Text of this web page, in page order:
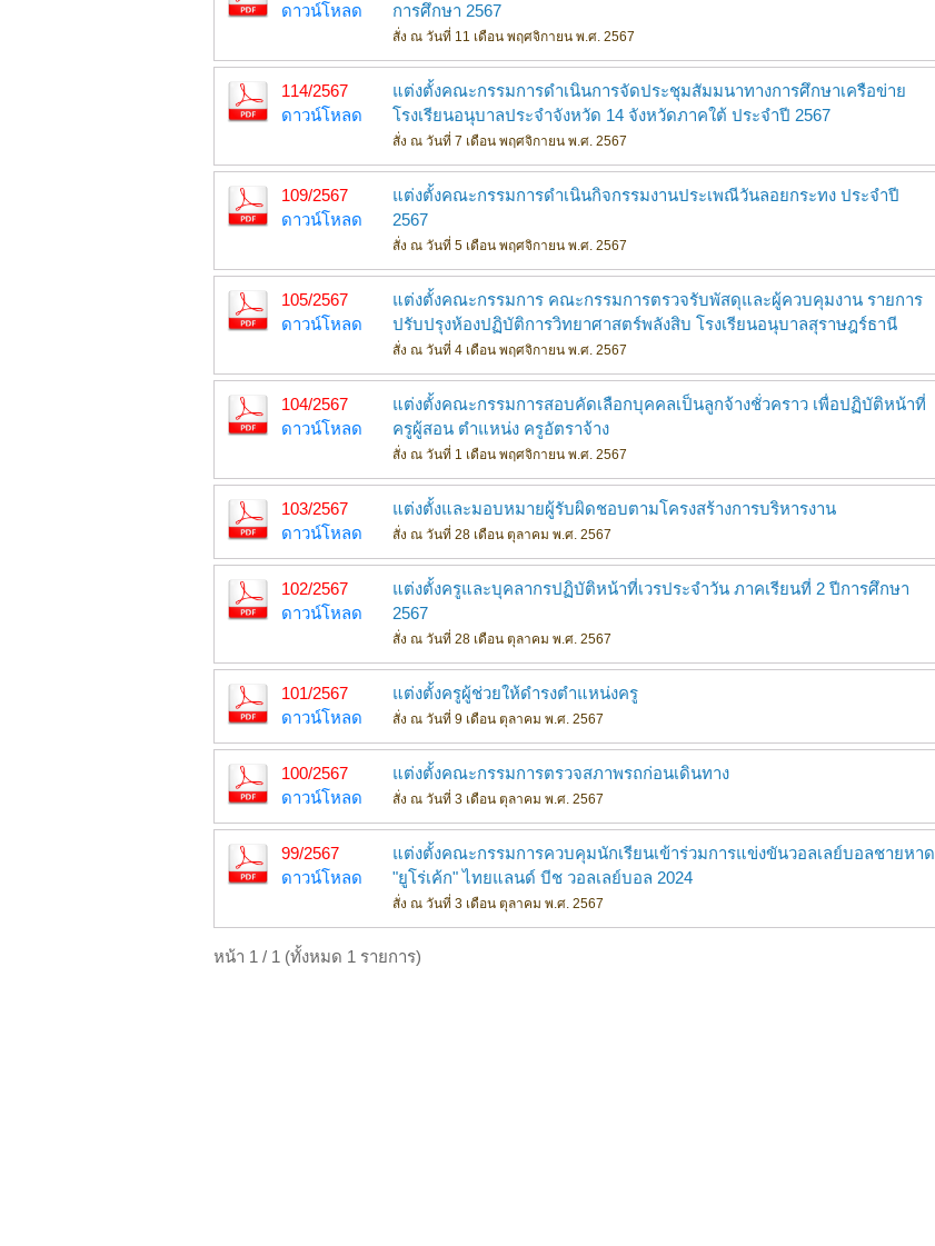
ดาวน์โหลด
การศึกษา 2567
สั่ง ณ วันที่ 11 เดือน พฤศจิกายน พ.ศ. 2567
114/2567
ดาวน์โหลด
แต่งตั้งคณะกรรมการดำเนินการจัดประชุมสัมมนาทางการศึกษาเครือข่าย
โรงเรียนอนุบาลประจำจังหวัด 14 จังหวัดภาคใต้ ประจำปี 2567
สั่ง ณ วันที่ 7 เดือน พฤศจิกายน พ.ศ. 2567
109/2567
ดาวน์โหลด
แต่งตั้งคณะกรรมการดำเนินกิจกรรมงานประเพณีวันลอยกระทง ประจำปี
2567
สั่ง ณ วันที่ 5 เดือน พฤศจิกายน พ.ศ. 2567
105/2567
ดาวน์โหลด
แต่งตั้งคณะกรรมการ คณะกรรมการตรวจรับพัสดุและผู้ควบคุมงาน รายการ
ปรับปรุงห้องปฏิบัติการวิทยาศาสตร์พลังสิบ โรงเรียนอนุบาลสุราษฎร์ธานี
สั่ง ณ วันที่ 4 เดือน พฤศจิกายน พ.ศ. 2567
104/2567
ดาวน์โหลด
แต่งตั้งคณะกรรมการสอบคัดเลือกบุคคลเป็นลูกจ้างชั่วคราว เพื่อปฏิบัติหน้าที่
ครูผู้สอน ตำแหน่ง ครูอัตราจ้าง
สั่ง ณ วันที่ 1 เดือน พฤศจิกายน พ.ศ. 2567
103/2567
ดาวน์โหลด
แต่งตั้งและมอบหมายผู้รับผิดชอบตามโครงสร้างการบริหารงาน
สั่ง ณ วันที่ 28 เดือน ตุลาคม พ.ศ. 2567
102/2567
ดาวน์โหลด
แต่งตั้งครูและบุคลากรปฏิบัติหน้าที่เวรประจำวัน ภาคเรียนที่ 2 ปีการศึกษา
2567
สั่ง ณ วันที่ 28 เดือน ตุลาคม พ.ศ. 2567
101/2567
ดาวน์โหลด
แต่งตั้งครูผู้ช่วยให้ดำรงตำแหน่งครู
สั่ง ณ วันที่ 9 เดือน ตุลาคม พ.ศ. 2567
100/2567
ดาวน์โหลด
แต่งตั้งคณะกรรมการตรวจสภาพรถก่อนเดินทาง
สั่ง ณ วันที่ 3 เดือน ตุลาคม พ.ศ. 2567
99/2567
ดาวน์โหลด
แต่งตั้งคณะกรรมการควบคุมนักเรียนเข้าร่วมการแข่งขันวอลเลย์บอลชายหาด
"ยูโร่เค้ก" ไทยแลนด์ บีช วอลเลย์บอล 2024
สั่ง ณ วันที่ 3 เดือน ตุลาคม พ.ศ. 2567
หน้า 1 / 1 (ทั้งหมด 1 รายการ)